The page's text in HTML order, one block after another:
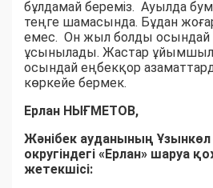
бұлдамай береміз. Ауылда
теңге шамасында. Бұдан
емес. Он жыл болды осындай
ұсынылады. Жастар
осындай еңбекқор
көркейе бермек.
Ерлан НЫҒМЕТОВ,
Жәнібек ауданының
округіндегі «Ерлан» шаруа
жетекшісі: